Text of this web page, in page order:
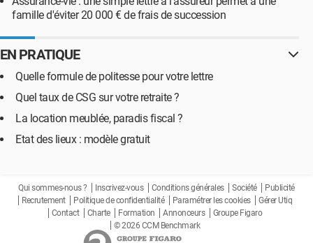
famille d'éviter 20 000 € de frais de succession
EN PRATIQUE
Quelle formule de politesse pour votre lettre
Quel taux de CSG sur votre retraite ?
La location meublée, paradis fiscal ?
Etat des lieux : modèle gratuit
Qui sommes-nous ? Inscrivez-vous Conditions générales Société
Publicité
Recrutement
Politique de confidentialité Paramétrer les cookies
Gérer Utiq
Contact
Charte Formation Annonceurs
Groupe Figaro
© 2026 CCM Benchmark